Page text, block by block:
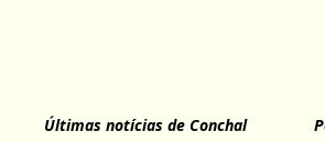
Últimas notícias de Conchal